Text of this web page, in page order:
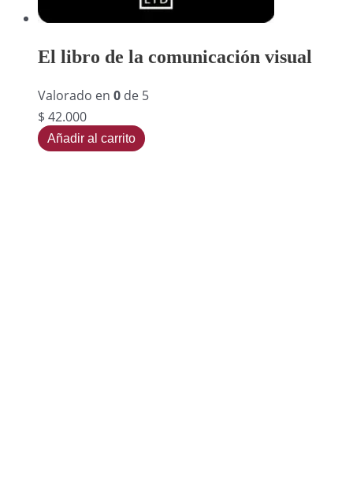
El libro de la comunicación visual
Valorado en 0 de 5
$ 42.000
Añadir al carrito